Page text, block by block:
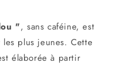
", sans caféine, est
plus jeunes. Cette
élaborée à partir